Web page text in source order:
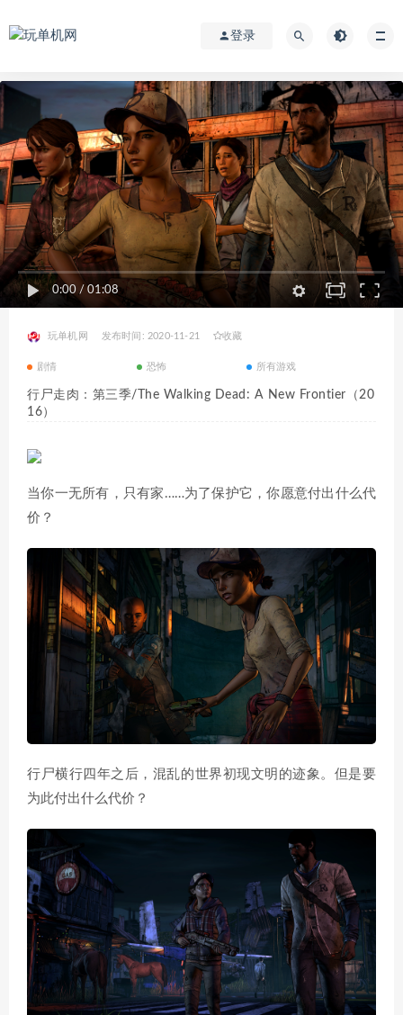
登录
0:00 / 01:08
玩单机网 发布时间: 2020-11-21 收藏
剧情 恐怖 所有游戏
行尸走肉：第三季/The Walking Dead: A New Frontier（20
16）
当你一无所有，只有家……为了保护它，你愿意付出什么代
价？
行尸横行四年之后，混乱的世界初现文明的迹象。但是要
为此付出什么代价？